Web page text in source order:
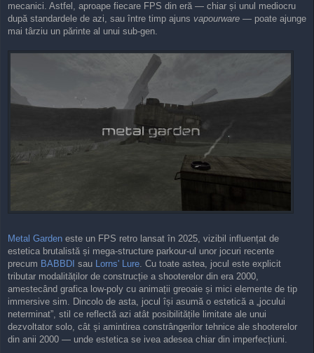
mecanici. Astfel, aproape fiecare FPS din eră — chiar și unul mediocru
după standardele de azi, sau între timp ajuns vapourware — poate ajunge
mai târziu un părinte al unui sub-gen.
Metal Garden este un FPS retro lansat în 2025, vizibil influențat de
estetica brutalistă și mega-structure parkour-ul unor jocuri recente
precum BABBDI sau Lorns' Lure. Cu toate astea, jocul este explicit
tributar modalităților de construcție a shooterelor din era 2000,
amestecând grafica low-poly cu animații greoaie și mici elemente de tip
immersive sim. Dincolo de asta, jocul își asumă o estetică a „jocului
neterminat”, stil ce reflectă azi atât posibilitățile limitate ale unui
dezvoltator solo, cât și amintirea constrângerilor tehnice ale shooterelor
din anii 2000 — unde estetica se ivea adesea chiar din imperfecțiuni.